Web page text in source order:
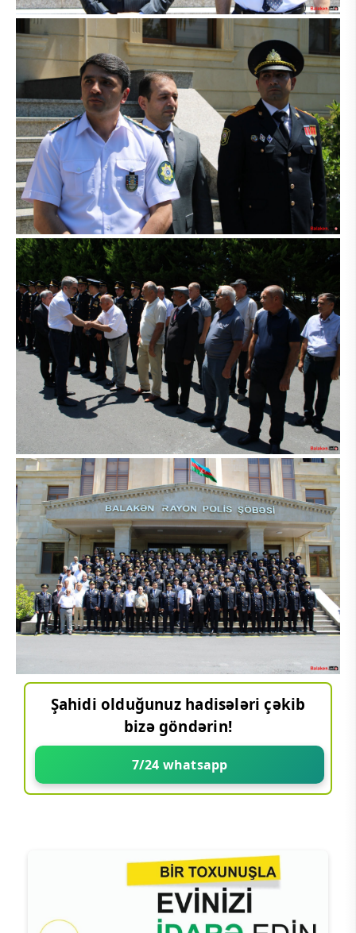
Şahidi olduğunuz hadisələri çəkib
bizə göndərin!
7/24 whatsapp